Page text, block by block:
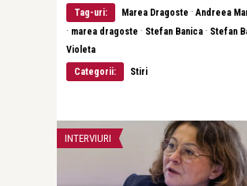
Tag-uri: Marea Dragoste · Andreea
· marea dragoste · Stefan Banica · Stefan
Violeta
Categorii:
Stiri
INTERVIURI